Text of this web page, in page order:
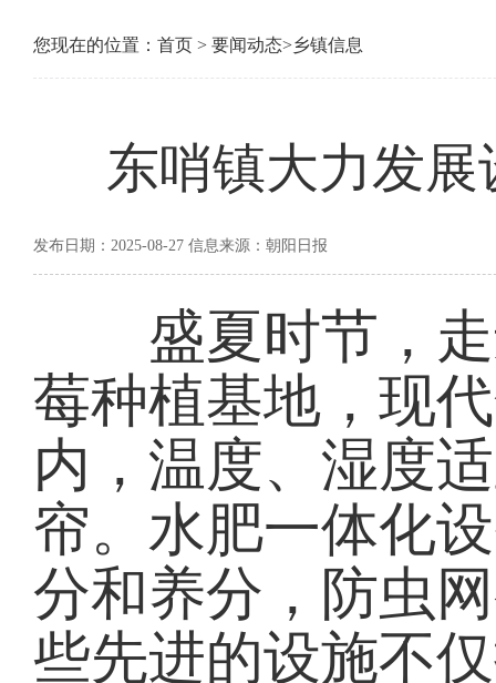
您现在的位置： 首页 > 要闻动态>乡镇信息
东哨镇大力发
发布日期：2025-08-27 信息来源：朝阳日报
盛夏时节，走
莓种植基地，现
内，温度、湿度
帘。水肥一体化
分和养分，防虫
些先进的设施不